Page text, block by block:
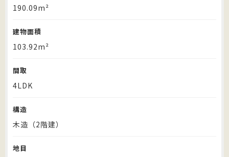
190.09m²
建物面積
103.92m²
間取
4LDK
構造
木造（2階建）
地目